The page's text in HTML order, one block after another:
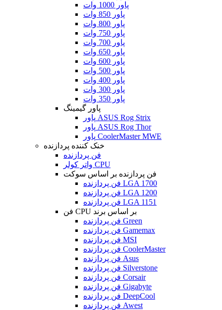
پاور 1000 وات
پاور 850 وات
پاور 800 وات
پاور 750 وات
پاور 700 وات
پاور 650 وات
پاور 600 وات
پاور 500 وات
پاور 400 وات
پاور 300 وات
پاور 350 وات
پاور گیمینگ
پاور ASUS Rog Strix
پاور ASUS Rog Thor
پاور CoolerMaster MWE
خنک کننده پردازنده
فن پردازنده
واتر کولر CPU
فن پردازنده بر اساس سوکت
فن پردازنده LGA 1700
فن پردازنده LGA 1200
فن پردازنده LGA 1151
فن CPU بر اساس برند
فن پردازنده Green
فن پردازنده Gamemax
فن پردازنده MSI
فن پردازنده CoolerMaster
فن پردازنده Asus
فن پردازنده Silverstone
فن پردازنده Corsair
فن پردازنده Gigabyte
فن پردازنده DeepCool
فن پردازنده Awest